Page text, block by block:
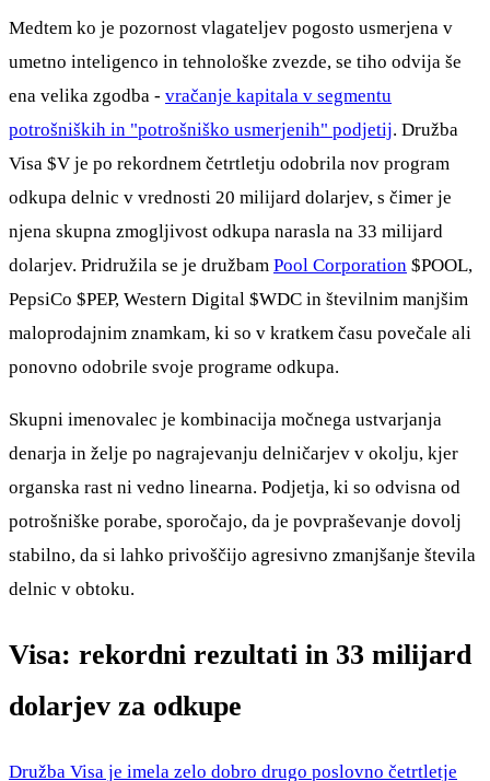
Medtem ko je pozornost vlagateljev pogosto usmerjena v
umetno inteligenco in tehnološke zvezde, se tiho odvija še
ena velika zgodba - vračanje kapitala v segmentu
potrošniških in "potrošniško usmerjenih" podjetij. Družba
Visa $V je po rekordnem četrtletju odobrila nov program
odkupa delnic v vrednosti 20 milijard dolarjev, s čimer je
njena skupna zmogljivost odkupa narasla na 33 milijard
dolarjev. Pridružila se je družbam Pool Corporation $POOL,
PepsiCo $PEP, Western Digital $WDC in številnim manjšim
maloprodajnim znamkam, ki so v kratkem času povečale ali
ponovno odobrile svoje programe odkupa.
Skupni imenovalec je kombinacija močnega ustvarjanja
denarja in želje po nagrajevanju delničarjev v okolju, kjer
organska rast ni vedno linearna. Podjetja, ki so odvisna od
potrošniške porabe, sporočajo, da je povpraševanje dovolj
stabilno, da si lahko privoščijo agresivno zmanjšanje števila
delnic v obtoku.
Visa: rekordni rezultati in 33 milijard
dolarjev za odkupe
Družba Visa je imela zelo dobro drugo poslovno četrtletje